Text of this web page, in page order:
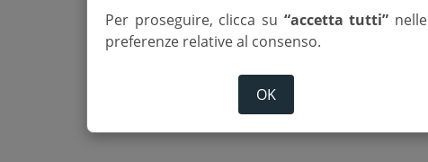
Per proseguire, clicca su “accetta tutti” nelle
preferenze relative al consenso.
OK